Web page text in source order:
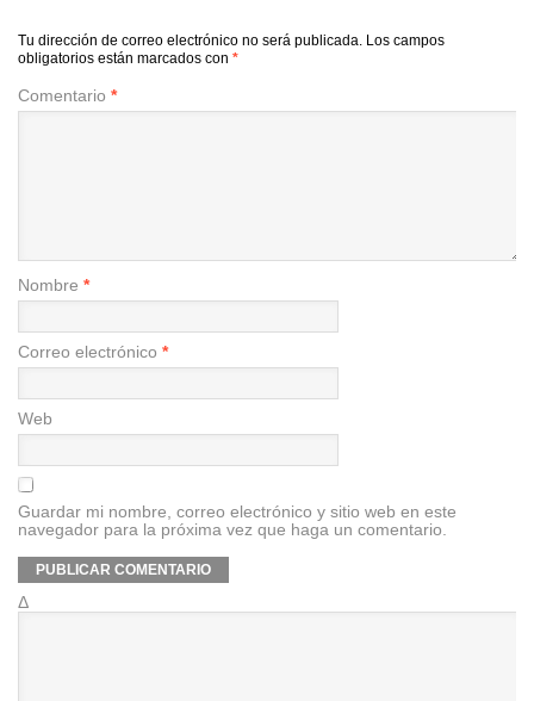
Tu dirección de correo electrónico no será publicada. Los campos
obligatorios están marcados con *
Comentario *
Nombre *
Correo electrónico *
Web
Guardar mi nombre, correo electrónico y sitio web en este
navegador para la próxima vez que haga un comentario.
Δ